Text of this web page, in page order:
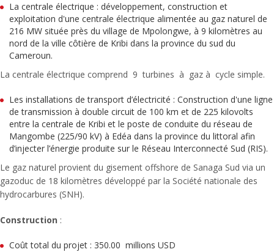
La centrale électrique : développement, construction et
exploitation d'une centrale électrique alimentée au gaz naturel de
216 MW située près du village de Mpolongwe, à 9 kilomètres au
nord de la ville côtière de Kribi dans la province du sud du
Cameroun.
La centrale électrique comprend 9 turbines à gaz à cycle simple.
Les installations de transport d’électricité : Construction d'une ligne
de transmission à double circuit de 100 km et de 225 kilovolts
entre la centrale de Kribi et le poste de conduite du réseau de
Mangombe (225/90 kV) à Edéa dans la province du littoral afin
d’injecter l’énergie produite sur le Réseau Interconnecté Sud (RIS).
Le gaz naturel provient du gisement offshore de Sanaga Sud via un
gazoduc de 18 kilomètres développé par la Société nationale des
hydrocarbures (SNH).
Construction :
Coût total du projet : 350.00 millions USD